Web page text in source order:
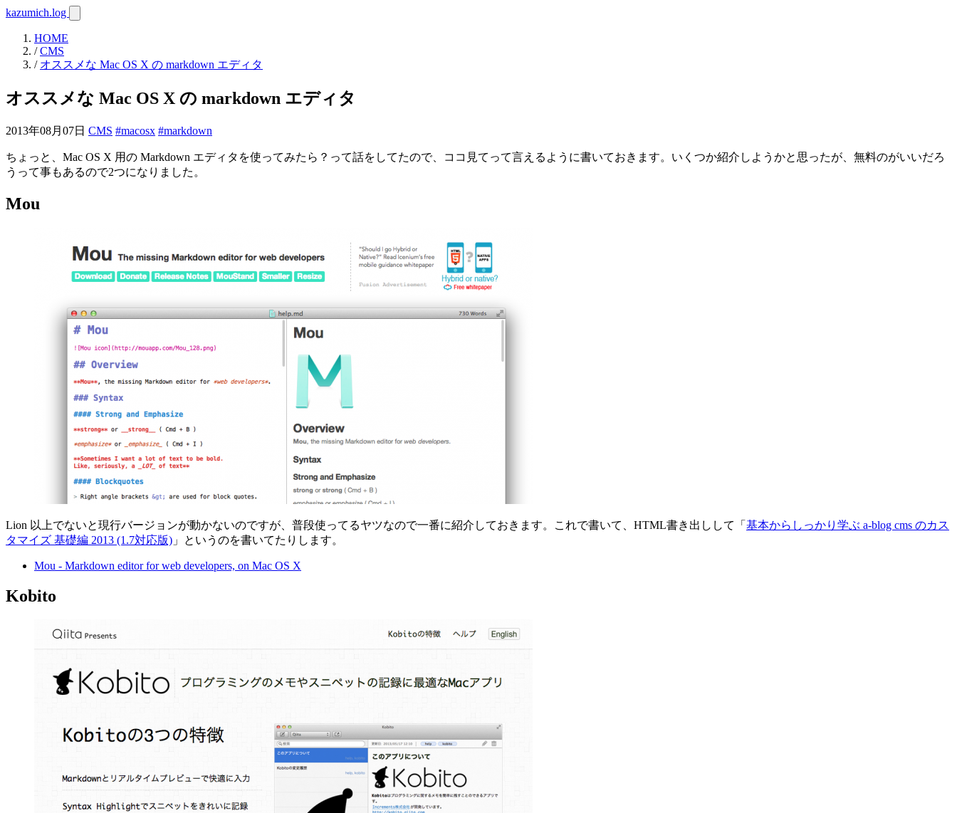
kazumich.log
HOME
/CMS
/ オススメな Mac OS X の markdown エディタ
オススメな Mac OS X の markdown エディタ
2013年08月07日 CMS #macosx #markdown
ちょっと、Mac OS X 用の Markdown エディタを使ってみたら？って話をしてたので、ココ見てって言えるように書いておきます。いくつか紹介しようかと思ったが、無料のがいいだろ
うって事もあるので2つになりました。
Mou
Lion 以上でないと現行バージョンが動かないのですが、普段使ってるヤツなので一番に紹介しておきます。これで書いて、HTML書き出しして「 基本からしっかり学ぶ a-blog cms のカス
タマイズ 基礎編 2013 (1.7対応版) 」というのを書いてたりします。
Mou - Markdown editor for web developers, on Mac OS X
Kobito